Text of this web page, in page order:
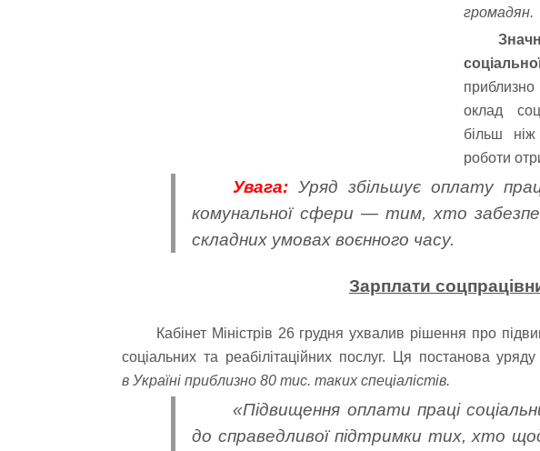
громадян.
оклад
більш
роботи
Увага: Уряд збільшує оплату
комунальної сфери — тим, хто
складних умовах воєнного часу.
Зарплати
Кабінет Міністрів 26 грудня ухвалив рішення про
соціальних та реабілітаційних послуг. Ця постанова
в Україні приблизно 80 тис. таких спеціалістів.
«Підвищення оплати праці
до справедливої підтримки тих, хто